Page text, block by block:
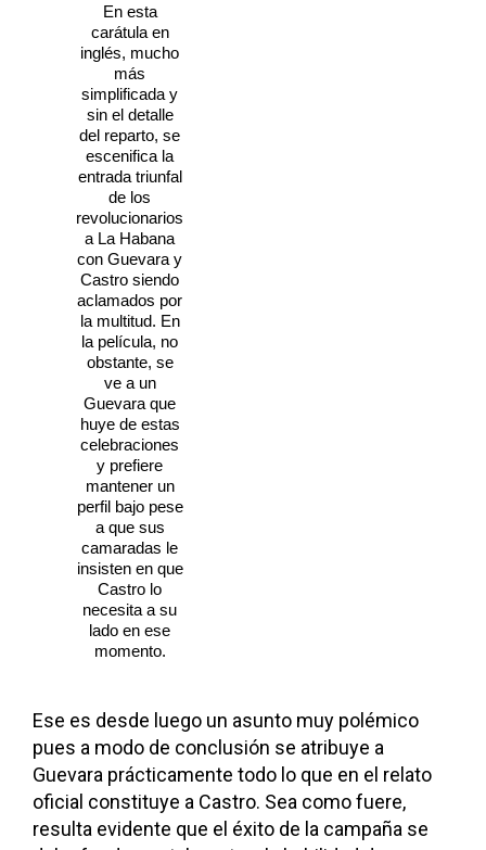
En esta
carátula en
inglés, mucho
más
simplificada y
sin el detalle
del reparto, se
escenifica la
entrada triunfal
de los
revolucionarios
a La Habana
con Guevara y
Castro siendo
aclamados por
la multitud. En
la película, no
obstante, se
ve a un
Guevara que
huye de estas
celebraciones
y prefiere
mantener un
perfil bajo pese
a que sus
camaradas le
insisten en que
Castro lo
necesita a su
lado en ese
momento.
Ese es desde luego un asunto muy polémico
pues a modo de conclusión se atribuye a
Guevara prácticamente todo lo que en el relato
oficial constituye a Castro. Sea como fuere,
resulta evidente que el éxito de la campaña se